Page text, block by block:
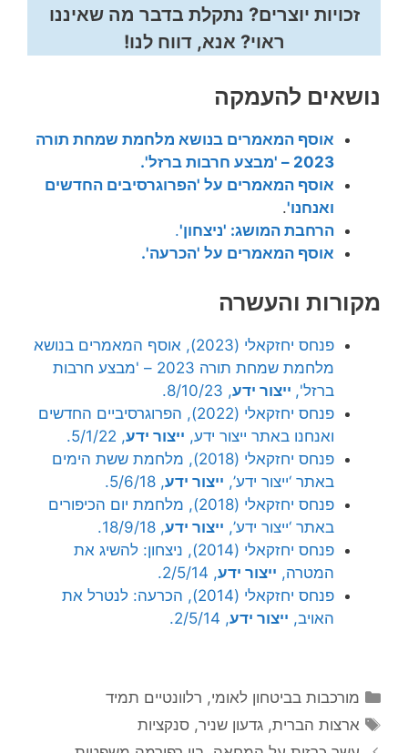
זכויות יוצרים? נתקלת בדבר מה שאיננו
ראוי? אנא, דווח לנו!
נושאים להעמקה
אוסף המאמרים בנושא מלחמת שמחת תורה
2023 – 'מבצע חרבות ברזל'.
אוסף המאמרים על 'הפרוגרסיבים החדשים
ואנחנו'.
הרחבת המושג: 'ניצחון'.
אוסף המאמרים על 'הכרעה'.
מקורות והעשרה
פנחס יחזקאלי (2023), אוסף המאמרים בנושא
מלחמת שמחת תורה 2023 – 'מבצע חרבות
ברזל', ייצור ידע, 8/10/23.
פנחס יחזקאלי (2022), הפרוגרסיביים החדשים
ואנחנו באתר ייצור ידע, ייצור ידע, 5/1/22.
פנחס יחזקאלי (2018), מלחמת ששת הימים
באתר ‘ייצור ידע’, ייצור ידע, 5/6/18.
פנחס יחזקאלי (2018), מלחמת יום הכיפורים
באתר ‘ייצור ידע’, ייצור ידע, 18/9/18.
פנחס יחזקאלי (2014), ניצחון: להשיג את
המטרה, ייצור ידע, 2/5/14.
פנחס יחזקאלי (2014), הכרעה: לנטרל את
האויב, ייצור ידע, 2/5/14.
קטגוריות
מורכבות בביטחון לאומי, רלוונטיים תמיד
תגיות
ארצות הברית,גדעון שניר,סנקציות